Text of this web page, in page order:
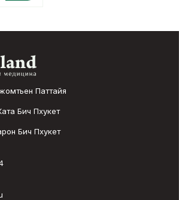
Паттайя
Бич Пхукет
Бич Пхукет